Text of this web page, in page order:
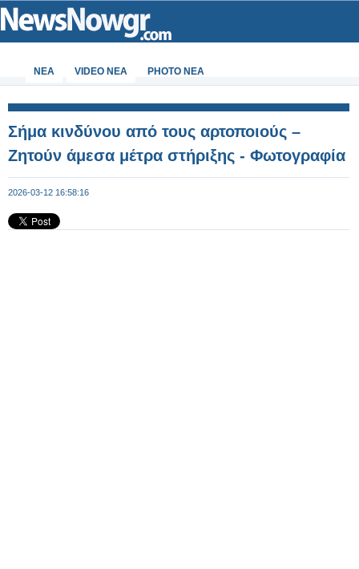
ΝΕΑ VIDEO NEA PHOTO NEA
Σήμα κινδύνου από τους αρτοποιούς –
Ζητούν άμεσα μέτρα στήριξης - Φωτογραφία
2026-03-12 16:58:16